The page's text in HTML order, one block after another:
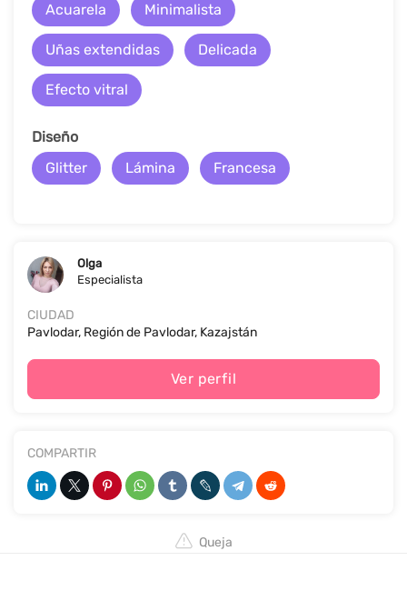
Acuarela
Minimalista
Uñas extendidas Delicada
Efecto vitral
Diseño
Glitter
Lámina Francesa
Olga
Especialista
CIUDAD
Pavlodar, Región de Pavlodar, Kazajstán
Ver perfil
COMPARTIR
Queja